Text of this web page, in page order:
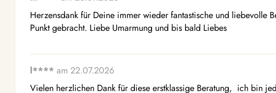
Herzensdank für Deine immer wieder fantastische und liebevolle
Punkt gebracht. Liebe Umarmung und bis bald Liebes
l**** am 22.07.2026
Vielen herzlichen Dank für diese erstklassige Beratung,  ich bin